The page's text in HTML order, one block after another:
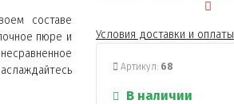
составе
пюре и
Условия доставки и оплаты
Артикул: 68
В наличии